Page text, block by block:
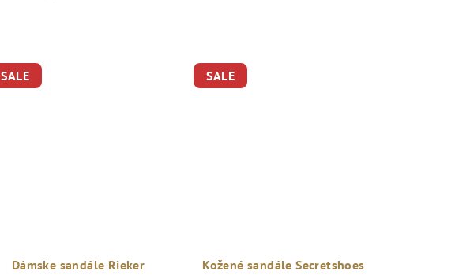
SALE
Dámske sandále Rieker
SALE
Kožené sandále Secretshoes